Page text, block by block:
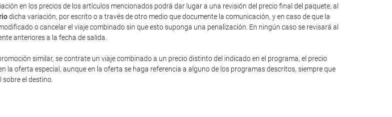
en los precios de los artículos mencionados podrá dar lugar a una revisión del precio final del paquete, al
dicha variación, por escrito o a través de otro medio que documente la comunicación, y en caso de que la
o cancelar el viaje combinado sin que esto suponga una penalización. En ningún caso se revisará al
anteriores a la fecha de salida.
similar, se contrate un viaje combinado a un precio distinto del indicado en el programa, el precio
la oferta especial, aunque en la oferta se haga referencia a alguno de los programas descritos, siempre que
el destino.